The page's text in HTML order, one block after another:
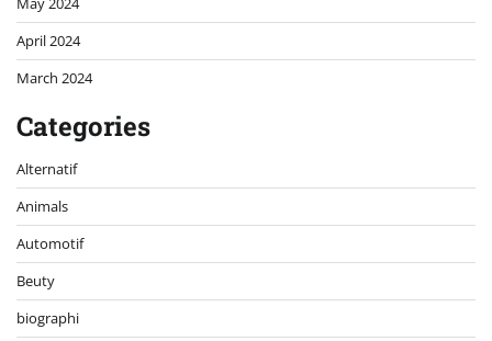
April 2024
March 2024
Categories
Alternatif
Animals
Automotif
Beuty
biographi